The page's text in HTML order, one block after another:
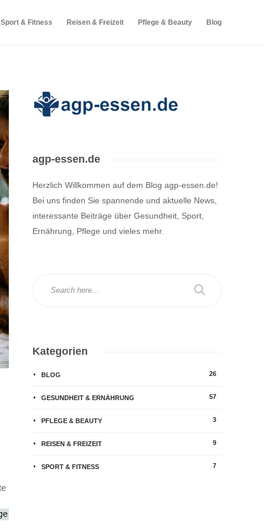
Sport & Fitness Reisen & Freizeit Pflege & Beauty Blog
agp-essen.de
Herzlich Willkommen auf dem Blog agp-essen.de!
Bei uns finden Sie spannende und aktuelle News,
interessante Beiträge über Gesundheit, Sport,
Ernährung, Pflege und vieles mehr.
Kategorien
BLOG 26
GESUNDHEIT & ERNÄHRUNG 57
PFLEGE & BEAUTY 3
REISEN & FREIZEIT 9
SPORT & FITNESS 7